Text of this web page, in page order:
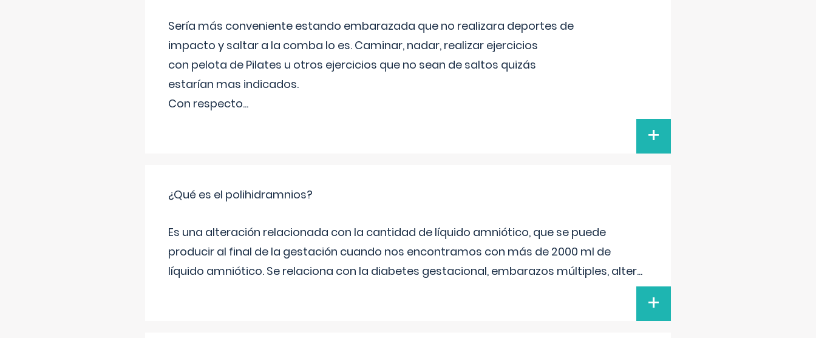
Sería más conveniente estando embarazada que no realizara deportes de
impacto y saltar a la comba lo es. Caminar, nadar, realizar ejercicios
con pelota de Pilates u otros ejercicios que no sean de saltos quizás
estarían mas indicados.
Con respecto...
+
¿Qué es el polihidramnios?
Es una alteración relacionada con la cantidad de líquido amniótico, que se puede
producir al final de la gestación cuando nos encontramos con más de 2000 ml de
líquido amniótico. Se relaciona con la diabetes gestacional, embarazos múltiples, alter...
+